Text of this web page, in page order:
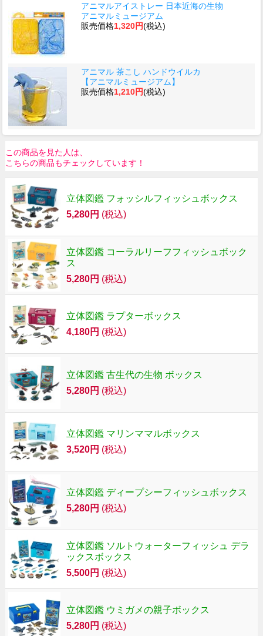
アニマルアイストレー 日本近海の生物
アニマルミュージアム
販売価格1,320円(税込)
アニマル 茶こし ハンドウイルカ
【アニマルミュージアム】
販売価格1,210円(税込)
この商品を見た人は、
こちらの商品もチェックしています！
立体図鑑 フォッシルフィッシュボックス
5,280円 (税込)
立体図鑑 コーラルリーフフィッシュボック
ス
5,280円 (税込)
立体図鑑 ラプターボックス
4,180円 (税込)
立体図鑑 古生代の生物 ボックス
5,280円 (税込)
立体図鑑 マリンママルボックス
3,520円 (税込)
立体図鑑 ディープシーフィッシュボックス
5,280円 (税込)
立体図鑑 ソルトウォーターフィッシュ デラ
ックスボックス
5,500円 (税込)
立体図鑑 ウミガメの親子ボックス
5,280円 (税込)